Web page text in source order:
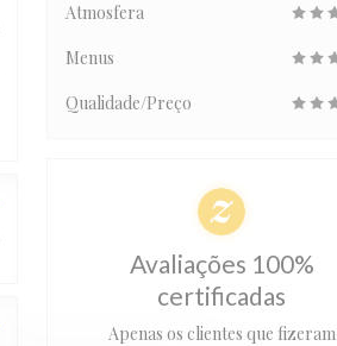
Atmosfera
Menus
Qualidade/Preço
Avaliações 100%
certificadas
Apenas os clientes que fizeram